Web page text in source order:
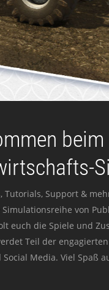
beim
Tutorials, Support &
von
euch die Spiele und
Teil der
Social Media. Viel Spaß